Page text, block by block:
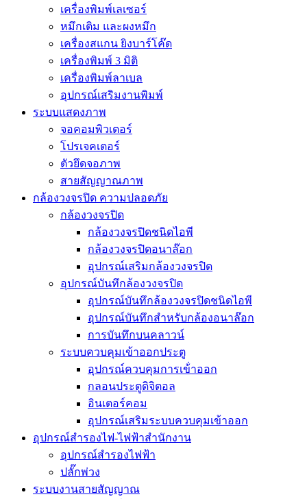
เครื่องพิมพ์เลเซอร์
หมึกเติม และผงหมึก
เครื่องสแกน ยิงบาร์โค๊ด
เครื่องพิมพ์ 3 มิติ
เครื่องพิมพ์ลาเบล
อุปกรณ์เสริมงานพิมพ์
ระบบแสดงภาพ
จอคอมพิวเตอร์
โปรเจคเตอร์
ตัวยึดจอภาพ
สายสัญญาณภาพ
กล้องวงจรปิด ความปลอดภัย
กล้องวงจรปิด
กล้องวงจรปิดชนิดไอพี
กล้องวงจรปิดอนาล๊อก
อุปกรณ์เสริมกล้องวงจรปิด
อุปกรณ์บันทึกล้องวงจรปิด
อุปกรณ์บันทึกล้องวงจรปิดชนิดไอพี
อุปกรณ์บันทึกสำหรับกล้องอนาล๊อก
การบันทึกบนคลาวน์
ระบบควบคุมเข้าออกประตู
อุปกรณ์ควบคุมการเข้่าออก
กลอนประตูดิจิตอล
อินเตอร์คอม
อุปกรณ์เสริมระบบควบคุมเข้าออก
อุปกรณ์สำรองไฟ-ไฟฟ้าสำนักงาน
อุปกรณ์สำรองไฟฟ้า
ปลั๊กพ่วง
ระบบงานสายสัญญาณ